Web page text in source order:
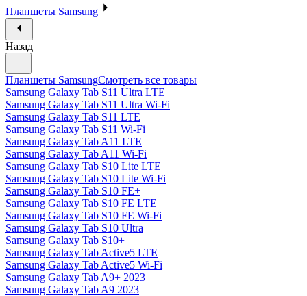
Планшеты Samsung
Назад
Планшеты SamsungСмотреть все товары
Samsung Galaxy Tab S11 Ultra LTE
Samsung Galaxy Tab S11 Ultra Wi-Fi
Samsung Galaxy Tab S11 LTE
Samsung Galaxy Tab S11 Wi-Fi
Samsung Galaxy Tab A11 LTE
Samsung Galaxy Tab A11 Wi-Fi
Samsung Galaxy Tab S10 Lite LTE
Samsung Galaxy Tab S10 Lite Wi-Fi
Samsung Galaxy Tab S10 FE+
Samsung Galaxy Tab S10 FE LTE
Samsung Galaxy Tab S10 FE Wi-Fi
Samsung Galaxy Tab S10 Ultra
Samsung Galaxy Tab S10+
Samsung Galaxy Tab Active5 LTE
Samsung Galaxy Tab Active5 Wi-Fi
Samsung Galaxy Tab A9+ 2023
Samsung Galaxy Tab A9 2023